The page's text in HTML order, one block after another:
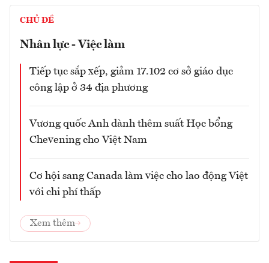
CHỦ ĐỀ
Nhân lực - Việc làm
Tiếp tục sắp xếp, giảm 17.102 cơ sở giáo dục
công lập ở 34 địa phương
Vương quốc Anh dành thêm suất Học bổng
Chevening cho Việt Nam
Cơ hội sang Canada làm việc cho lao động Việt
với chi phí thấp
Xem thêm